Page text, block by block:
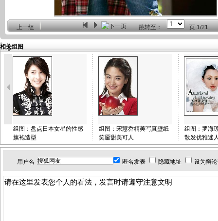
上一组 跳转至： 页1/21
相关组图
组图：盘点日本女星的性感
旗袍造型
组图：宋慧乔精美写真壁纸
笑靥甜美可人
组图：罗海
散发优雅迷
用户名 匿名发表 隐藏地址 设为辩